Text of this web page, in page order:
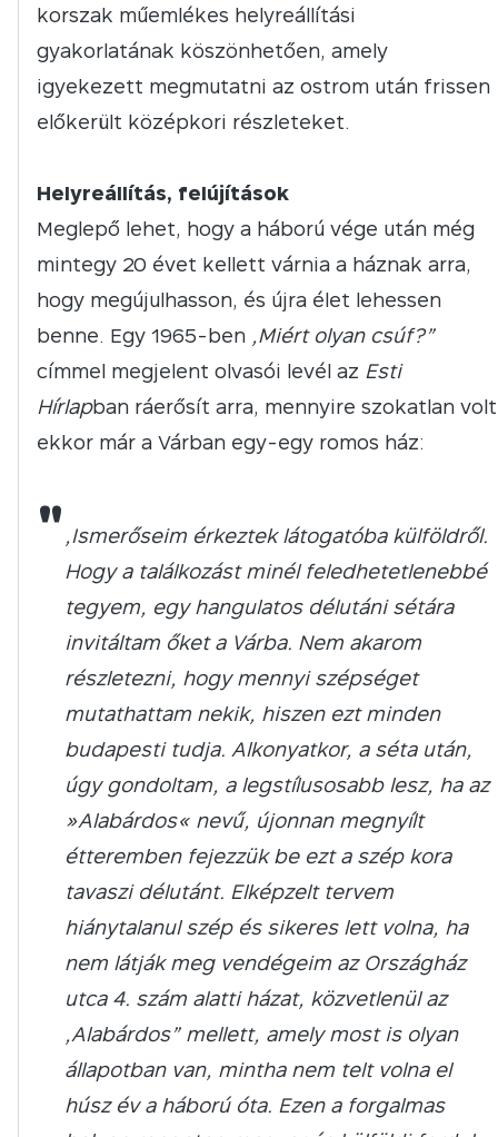
korszak műemlékes helyreállítási
gyakorlatának köszönhetően, amely
igyekezett megmutatni az ostrom után frissen
előkerült középkori részleteket.
Helyreállítás, felújítások
Meglepő lehet, hogy a háború vége után még
mintegy 20 évet kellett várnia a háznak arra,
hogy megújulhasson, és újra élet lehessen
benne. Egy 1965-ben „Miért olyan csúf?”
címmel megjelent olvasói levél az Esti
Hírlapban ráerősít arra, mennyire szokatlan volt
ekkor már a Várban egy-egy romos ház:
" „Ismerőseim érkeztek látogatóba külföldről.
Hogy a találkozást minél feledhetetlenebbé
tegyem, egy hangulatos délutáni sétára
invitáltam őket a Várba. Nem akarom
részletezni, hogy mennyi szépséget
mutathattam nekik, hiszen ezt minden
budapesti tudja. Alkonyatkor, a séta után,
úgy gondoltam, a legstílusosabb lesz, ha az
»Alabárdos« nevű, újonnan megnyílt
étteremben fejezzük be ezt a szép kora
tavaszi délutánt. Elképzelt tervem
hiánytalanul szép és sikeres lett volna, ha
nem látják meg vendégeim az Országház
utca 4. szám alatti házat, közvetlenül az
„Alabárdos” mellett, amely most is olyan
állapotban van, mintha nem telt volna el
húsz év a háború óta. Ezen a forgalmas